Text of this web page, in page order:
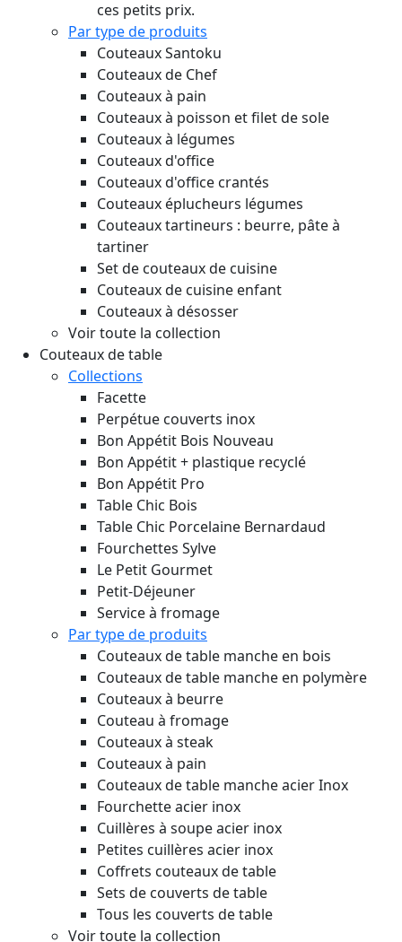
ces petits prix.
Par type de produits
Couteaux Santoku
Couteaux de Chef
Couteaux à pain
Couteaux à poisson et filet de sole
Couteaux à légumes
Couteaux d'office
Couteaux d'office crantés
Couteaux éplucheurs légumes
Couteaux tartineurs : beurre, pâte à
tartiner
Set de couteaux de cuisine
Couteaux de cuisine enfant
Couteaux à désosser
Voir toute la collection
Couteaux de table
Collections
Facette
Perpétue couverts inox
Bon Appétit Bois Nouveau
Bon Appétit + plastique recyclé
Bon Appétit Pro
Table Chic Bois
Table Chic Porcelaine Bernardaud
Fourchettes Sylve
Le Petit Gourmet
Petit-Déjeuner
Service à fromage
Par type de produits
Couteaux de table manche en bois
Couteaux de table manche en polymère
Couteaux à beurre
Couteau à fromage
Couteaux à steak
Couteaux à pain
Couteaux de table manche acier Inox
Fourchette acier inox
Cuillères à soupe acier inox
Petites cuillères acier inox
Coffrets couteaux de table
Sets de couverts de table
Tous les couverts de table
Voir toute la collection